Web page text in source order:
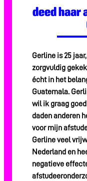
deed haar
Gerline is 25
zorgvuldig
écht in het
Guatemala.
wil ik graag
daden anderen
voor mijn
Gerline veel
Nederland en
negatieve